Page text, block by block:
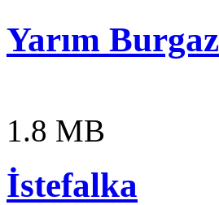
Yarım Burgaz
1.8 MB
İstefalka